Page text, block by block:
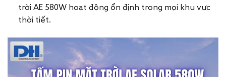
trời AE 580W hoạt động ổn định trong mọi khu vực
thời tiết.